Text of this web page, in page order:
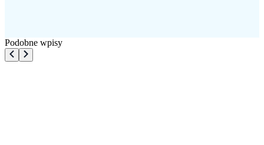
Podobne wpisy